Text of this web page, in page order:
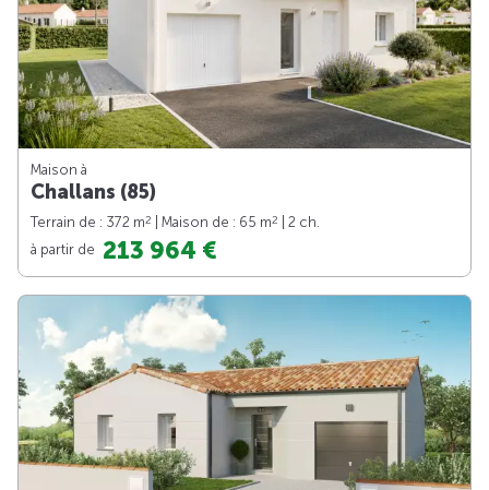
Maison à
Challans (85)
Terrain de : 372 m2 | Maison de : 65 m2
| 2 ch.
à partir de 213 964 €